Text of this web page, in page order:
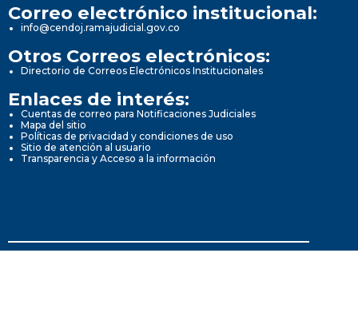
Correo electrónico institucional:
info@cendoj.ramajudicial.gov.co
Otros Correos electrónicos:
Directorio de Correos Electrónicos Institucionales
Enlaces de interés:
Cuentas de correo para Notificaciones Judiciales
Mapa del sitio
Políticas de privacidad y condiciones de uso
Sitio de atención al usuario
Transparencia y Acceso a la información